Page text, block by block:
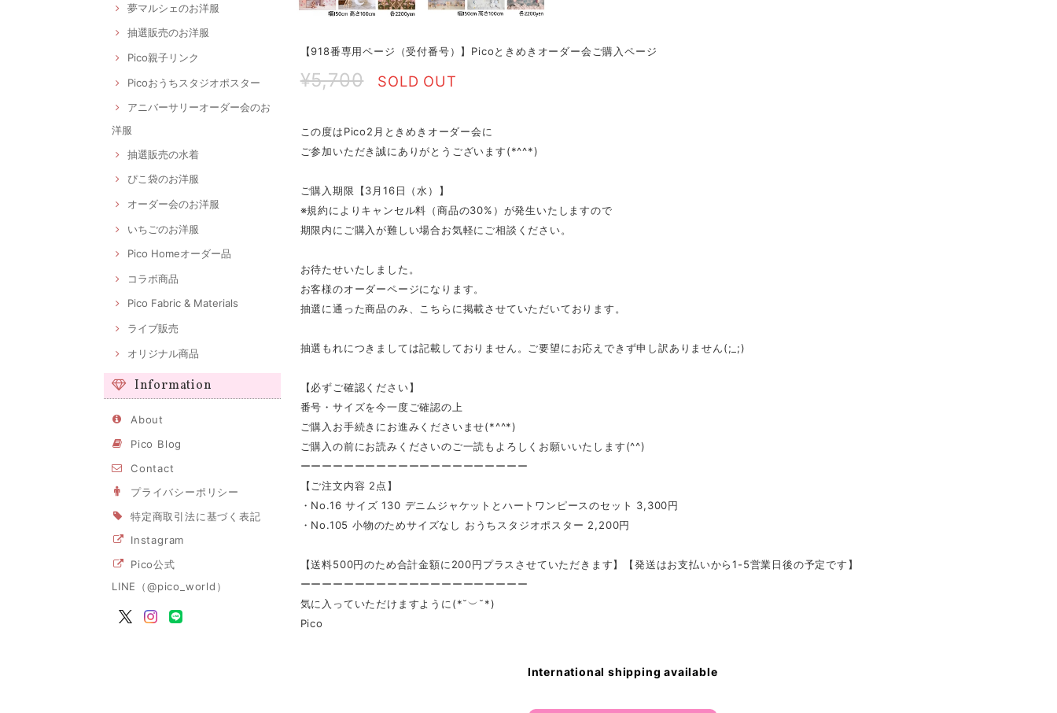
夢マルシェのお洋服
抽選販売のお洋服
Pico親子リンク
Picoおうちスタジオポスター
アニバーサリーオーダー会のお
洋服
抽選販売の水着
ぴこ袋のお洋服
オーダー会のお洋服
いちごのお洋服
Pico Homeオーダー品
コラボ商品
Pico Fabric & Materials
ライブ販売
オリジナル商品
Information
About
Pico Blog
Contact
プライバシーポリシー
特定商取引法に基づく表記
Instagram
Pico公式
LINE（@pico_world）
【918番専用ページ（受付番号）】Picoときめきオーダー会ご購入ページ
¥5,700 SOLD OUT
この度はPico2月ときめきオーダー会に
ご参加いただき誠にありがとうございます(*^^*)
ご購入期限【3月16日（水）】
※規約によりキャンセル料（商品の30%）が発生いたしますので
期限内にご購入が難しい場合お気軽にご相談ください。
お待たせいたしました。
お客様のオーダーページになります。
抽選に通った商品のみ、こちらに掲載させていただいております。
抽選もれにつきましては記載しておりません。ご要望にお応えできず申し訳ありません(;_;)
【必ずご確認ください】
番号・サイズを今一度ご確認の上
ご購入お手続きにお進みくださいませ(*^^*)
ご購入の前にお読みくださいのご一読もよろしくお願いいたします(^^)
ーーーーーーーーーーーーーーーーーーーーー
【ご注文内容 2点】
・No.16 サイズ 130 デニムジャケットとハートワンピースのセット 3,300円
・No.105 小物のためサイズなし おうちスタジオポスター 2,200円
【送料500円のため合計金額に200円プラスさせていただきます】【発送はお支払いから1-5営業日後の予定です】
ーーーーーーーーーーーーーーーーーーーーー
気に入っていただけますように(*˘︶˘*)
Pico
International shipping available